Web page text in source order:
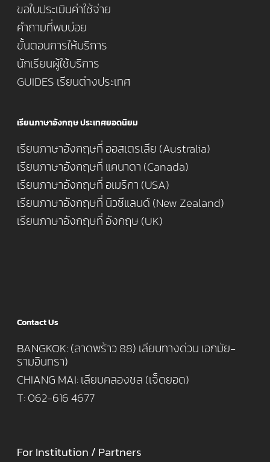
ขอใบประเมินค่าใช้จ่าย
คำถามที่พบบ่อย
ขั้นตอนการให้บริการ
นักเรียนผู้ใช้บริการ
GUIDES เรียนต่างประเทศ
เรียนภาษาอังกฤษ ประเทศยอดนิยม
เรียนภาษาอังกฤษที่ ออสเตรเลีย (Australia)
เรียนภาษาอังกฤษที่ แคนาดา (Canada)
เรียนภาษาอังกฤษที่ อเมริกา (USA)
เรียนภาษาอังกฤษที่ นิวซีแลนด์ (New Zealand)
เรียนภาษาอังกฤษที่ อังกฤษ (UK)
Contact Us
BANGKOK: (ลาดพร้าว 88) เลียบทางด่วน เอกมัย-
รามอินทรา)
CHIANG MAI: เลียบคลองชล (เจ็ดยอด)
T: 062-616 4677
For Institution / Partners